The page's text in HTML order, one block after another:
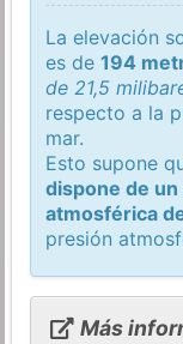
La elevación
es de194
de 21,5
respecto a la
mar.
Esto supone
dispone de
atmosférica
presión
Más